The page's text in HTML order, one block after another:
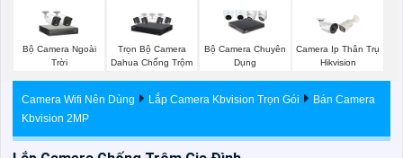
Bộ Camera Ngoài
Trời
Trọn Bộ Camera
Dahua Chống Trộm
Bộ Camera Chuyên
Dụng
Camera Ip Thân Trụ
Hikvision
Camera Wifi Nên Dùng Lắp Camera Kbvision Trọn Gói
Bán Camera
Kbvision 2MP